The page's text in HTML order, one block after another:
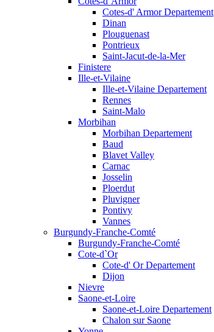
Cotes-d' Armor Departement
Dinan
Plouguenast
Pontrieux
Saint-Jacut-de-la-Mer
Finistere
Ille-et-Vilaine
Ille-et-Vilaine Departement
Rennes
Saint-Malo
Morbihan
Morbihan Departement
Baud
Blavet Valley
Carnac
Josselin
Ploerdut
Pluvigner
Pontivy
Vannes
Burgundy-Franche-Comté
Burgundy-Franche-Comté
Cote-d`Or
Cote-d' Or Departement
Dijon
Nievre
Saone-et-Loire
Saone-et-Loire Departement
Chalon sur Saone